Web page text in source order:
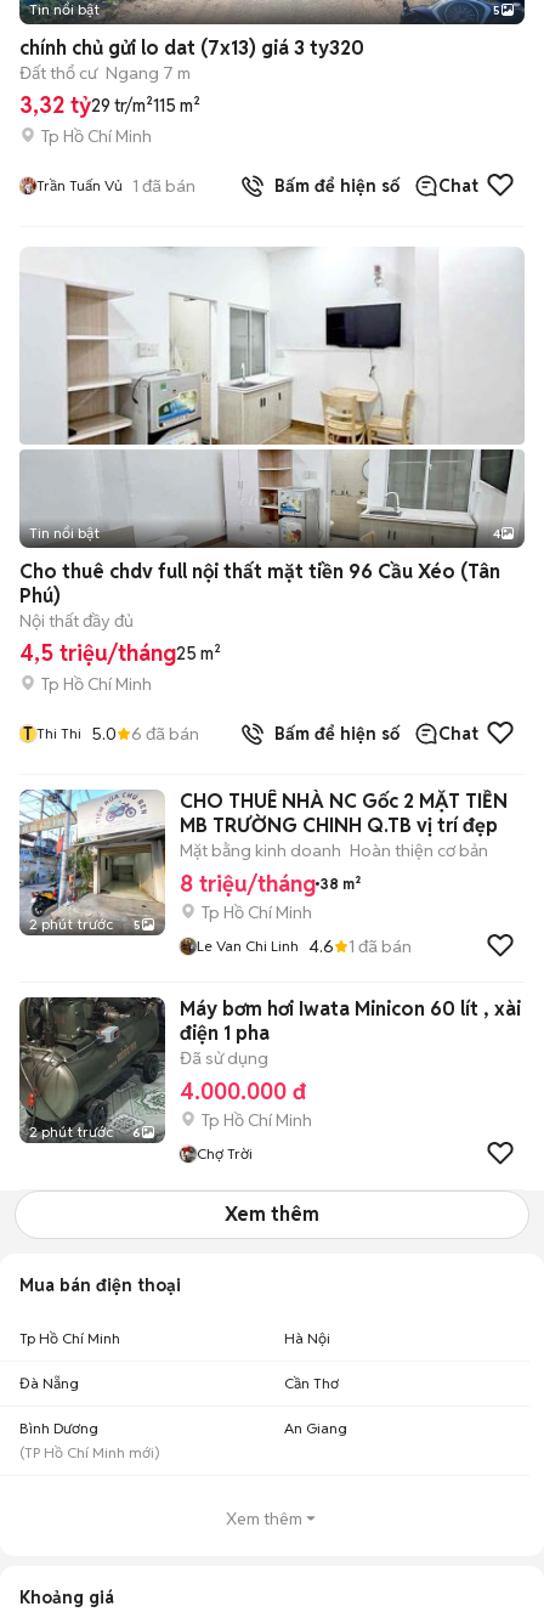
Tin nổi bật 5
chính chủ gửi lo dat (7x13) giá 3 ty320
Đất thổ cư Ngang 7 m
3,32 tỷ29 tr/m²115 m²
Tp Hồ Chí Minh
Trần Tuấn Vủ 1 đã bán Bấm để hiện số Chat
Tin nổi bật 4
Cho thuê chdv full nội thất mặt tiền 96 Cầu Xéo (Tân
Phú)
Nội thất đầy đủ
4,5 triệu/tháng25 m²
Tp Hồ Chí Minh
T Thi Thi 5.0 6 đã bán Bấm để hiện số Chat
2 phút trước 5
CHO THUÊ NHÀ NC Gốc 2 MẶT TIỀN
MB TRƯỜNG CHINH Q.TB vị trí đẹp
Mặt bằng kinh doanh Hoàn thiện cơ bản
8 triệu/tháng 38 m²
Tp Hồ Chí Minh
Le Van Chi Linh 4.6 1 đã bán
2 phút trước 6
Máy bơm hơi Iwata Minicon 60 lít , xài
điện 1 pha
Đã sử dụng
4.000.000 đ
Tp Hồ Chí Minh
Chợ Trời
Xem thêm
Mua bán điện thoại
Tp Hồ Chí Minh Hà Nội
Đà Nẵng Cần Thơ
Bình Dương
(TP Hồ Chí Minh mới)
An Giang
Xem thêm
Khoảng giá